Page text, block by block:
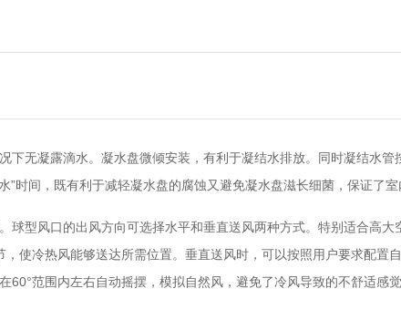
无凝露滴水。凝水盘微倾安装，有利于凝结水排放。同时凝结水管
时间，既有利于减轻凝水盘的腐蚀又避免凝水盘滋长细菌，保证了室
型风口的出风方向可选择水平和垂直送风两种方式。特别适合高大
使冷热风能够送达所需位置。垂直送风时，可以按照用户要求配置
范围内左右自动摇摆，模拟自然风，避免了冷风导致的不舒适感